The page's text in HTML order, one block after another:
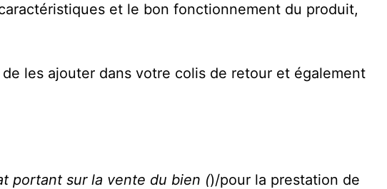
et le bon fonctionnement du produit,
les ajouter dans votre colis de retour et également
portant sur la vente du bien ()/pour la prestation de